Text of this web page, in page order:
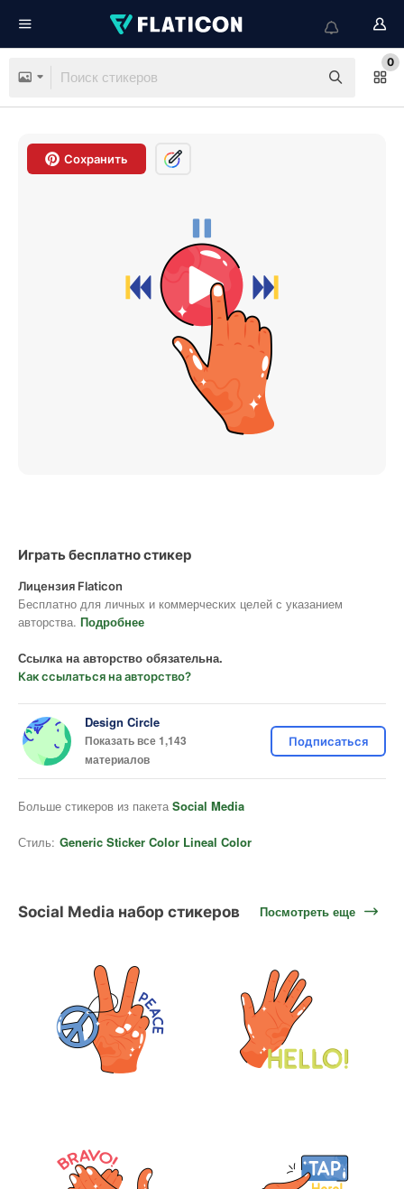
0
Сохранить
Играть бесплатно стикер
Лицензия Flaticon
Бесплатно для личных и коммерческих целей с указанием
авторства. Подробнее
Ссылка на авторство обязательна.
Как ссылаться на авторство?
Design Circle
Показать все 1,143
материалов
Подписаться
Больше стикеров из пакета Social Media
Стиль: Generic Sticker Color Lineal Color
Social Media набор стикеров Посмотреть еще